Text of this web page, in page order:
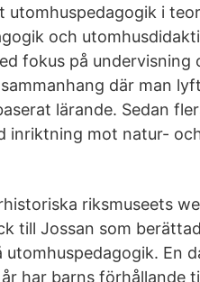
i
och
fokus på undervisning
där man
lärande. Sedan
inriktning mot natur-
riksmuseets
till Jossan som
En
har barns förhållande